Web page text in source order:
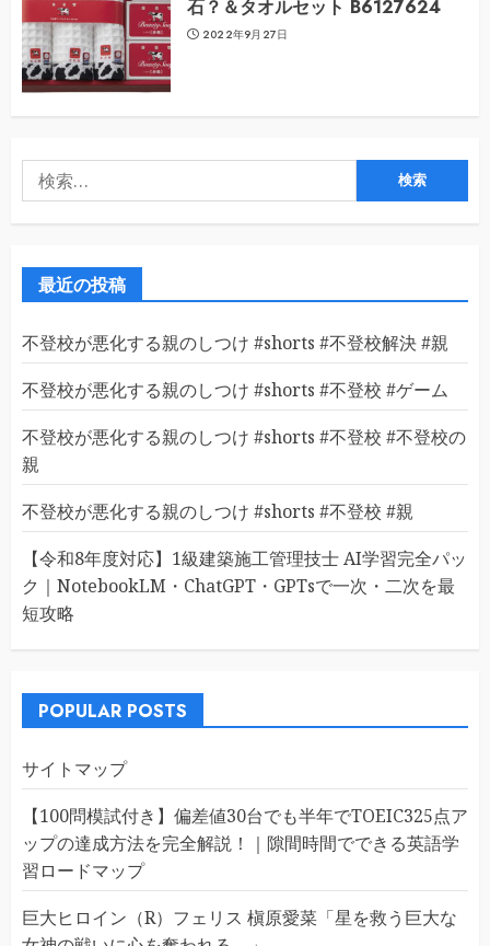
石？＆タオルセット B6127624
2022年9月27日
索:
最近の投稿
不登校が悪化する親のしつけ #shorts #不登校解決 #親
不登校が悪化する親のしつけ #shorts #不登校 #ゲーム
不登校が悪化する親のしつけ #shorts #不登校 #不登校の
親
不登校が悪化する親のしつけ #shorts #不登校 #親
【令和8年度対応】1級建築施工管理技士 AI学習完全パッ
ク｜NotebookLM・ChatGPT・GPTsで一次・二次を最
短攻略
POPULAR POSTS
サイトマップ
【100問模試付き】偏差値30台でも半年でTOEIC325点ア
ップの達成方法を完全解説！｜隙間時間でできる英語学
習ロードマップ
巨大ヒロイン（R）フェリス 槇原愛菜「星を救う巨大な